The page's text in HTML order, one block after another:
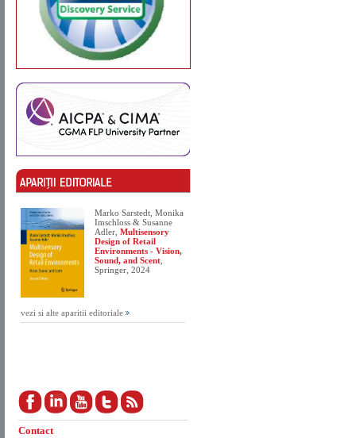
Marko Sarstedt, Monika
Imschloss & Susanne
Adler, Multisensory
Design of Retail
Environments - Vision,
Sound, and Scent
Springer, 2024
vezi si alte aparitii editoriale
Contact